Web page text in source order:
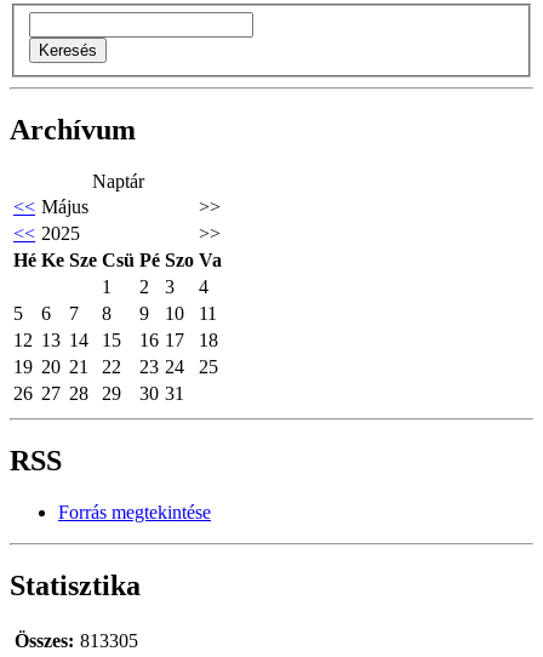
Archívum
Naptár
<< Május
>>
<< 2025
>>
Hé Ke Sze Csü Pé Szo Va
1
2 3
4
5
6 7 8 9 10
11
12 13 14 15 16 17
18
19 20 21 22 23 24
25
26 27 28 29 30 31
RSS
Forrás megtekintése
Statisztika
Összes: 813305